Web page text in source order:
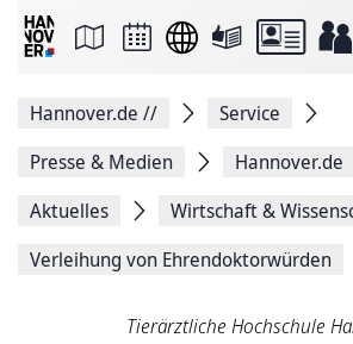
Seite
Facebook
teilen
Seitenlink
Seite
Hannover.de //
Service
Presse & Medien
Hannover.de
Aktuelles
Wirtschaft &
Verleihung von Ehrendoktorwürden
Tierärztliche Hochschule